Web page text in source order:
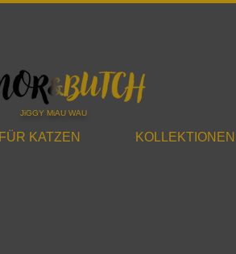
JiGGY MiAU WAU
FÜR KATZEN KOLLEKTIONEN